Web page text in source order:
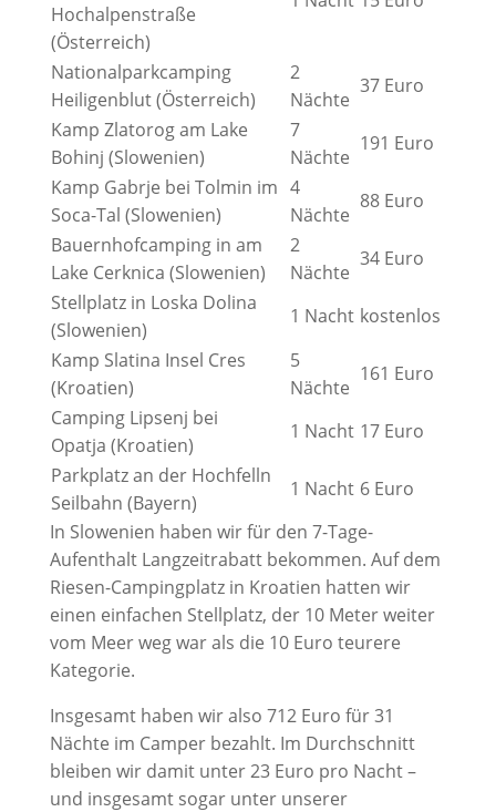
Hochalpenstraße
(Österreich)
Nationalparkcamping
Heiligenblut (Österreich)
2
Nächte
37 Euro
Kamp Zlatorog am Lake
Bohinj (Slowenien)
7
Nächte
191 Euro
Kamp Gabrje bei Tolmin im
Soca-Tal (Slowenien)
4
Nächte
88 Euro
Bauernhofcamping in am
Lake Cerknica (Slowenien)
2
Nächte
34 Euro
Stellplatz in Loska Dolina
(Slowenien)
1 Nacht kostenlos
Kamp Slatina Insel Cres
(Kroatien)
5
Nächte
161 Euro
Camping Lipsenj bei
Opatja (Kroatien)
1 Nacht 17 Euro
Parkplatz an der Hochfelln
Seilbahn (Bayern)
1 Nacht 6 Euro
In Slowenien haben wir für den 7-Tage-
Aufenthalt Langzeitrabatt bekommen. Auf dem
Riesen-Campingplatz in Kroatien hatten wir
einen einfachen Stellplatz, der 10 Meter weiter
vom Meer weg war als die 10 Euro teurere
Kategorie.
Insgesamt haben wir also 712 Euro für 31
Nächte im Camper bezahlt. Im Durchschnitt
bleiben wir damit unter 23 Euro pro Nacht –
und insgesamt sogar unter unserer